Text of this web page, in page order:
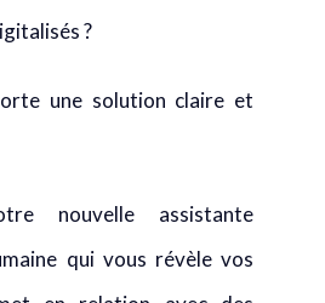
?
une solution claire et
nouvelle assistante
qui vous révèle vos